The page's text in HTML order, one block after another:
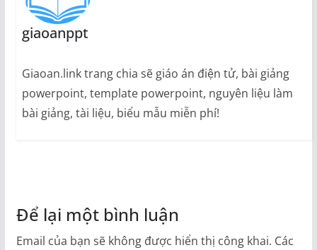
giaoanppt
Giaoan.link trang chia sẽ giáo án điện tử, bài giảng
powerpoint, template powerpoint, nguyên liệu làm
bài giảng, tài liệu, biểu mẫu miễn phí!
Để lại một bình luận
Email của bạn sẽ không được hiển thị công khai. Các